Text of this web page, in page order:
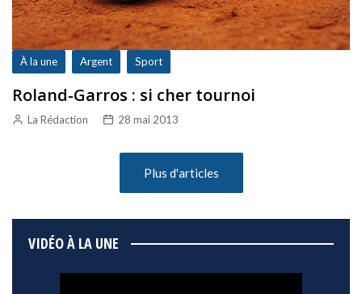
À la une Argent Sport
Roland-Garros : si cher tournoi
La Rédaction 28 mai 2013
Plus d'articles
VIDÉO À LA UNE